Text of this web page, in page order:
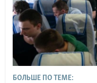
БОЛЬШЕ ПО ТЕМЕ: